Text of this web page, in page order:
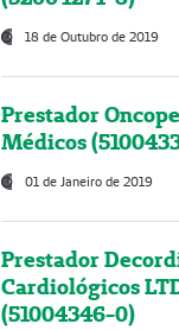
18 de Outubro de 2019
Prestador
Médicos
01 de Janeiro de 2019
Prestador
Cardiológicos
(51004346-0)